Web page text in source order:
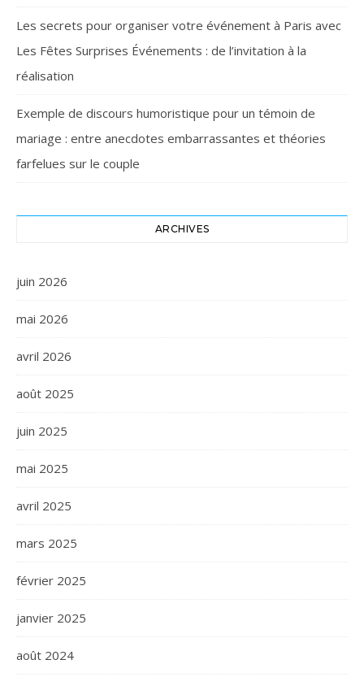
Les secrets pour organiser votre événement à Paris avec
Les Fêtes Surprises Événements : de l’invitation à la
réalisation
Exemple de discours humoristique pour un témoin de
mariage : entre anecdotes embarrassantes et théories
farfelues sur le couple
ARCHIVES
juin 2026
mai 2026
avril 2026
août 2025
juin 2025
mai 2025
avril 2025
mars 2025
février 2025
janvier 2025
août 2024